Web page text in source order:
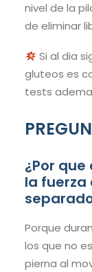
nivel de la
de eliminar
Si al dia
gluteos es
tests
¿Por
la fuerza
Porque
los que no
pierna al